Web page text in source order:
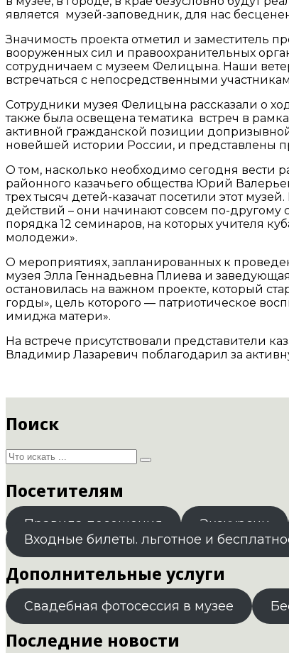
является музей-заповедник, для нас
Значимость проекта отметил и заместитель
вооруженных сил и правоохранительных
сотрудничаем с музеем Фелицына. Наши
встречаться с непосредственными
Сотрудники музея Фелицына рассказали о
также была освещена тематика встреч в
активной гражданской позиции
новейшей истории России, и представлены
О том, насколько необходимо сегодня вести
районного казачьего общества Юрий
трех тысяч детей-казачат посетили этот
действий – они начинают совсем по-
порядка 12 семинаров, на которых учителя
молодежи».
О мероприятиях, запланированных к
музея Элла Геннадьевна Плиева и
остановилась на важном проекте, который
горды», цель которого — патриотическое
имиджа матери».
На встрече присутствовали представители
Владимир Лазаревич поблагодарил за
Поиск
Посетителям
Правила посещения Экскурсии
Входные билеты. льготное и
Дополнительные услуги
Свадебная фотосессия в музее
Последние новости